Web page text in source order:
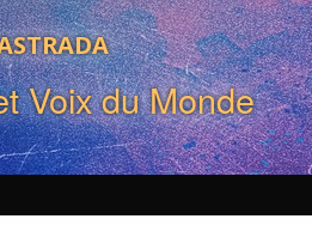
Voix du Monde